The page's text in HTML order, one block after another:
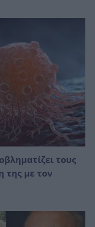
τους
της με τον